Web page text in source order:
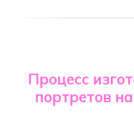
Процесс
портретов